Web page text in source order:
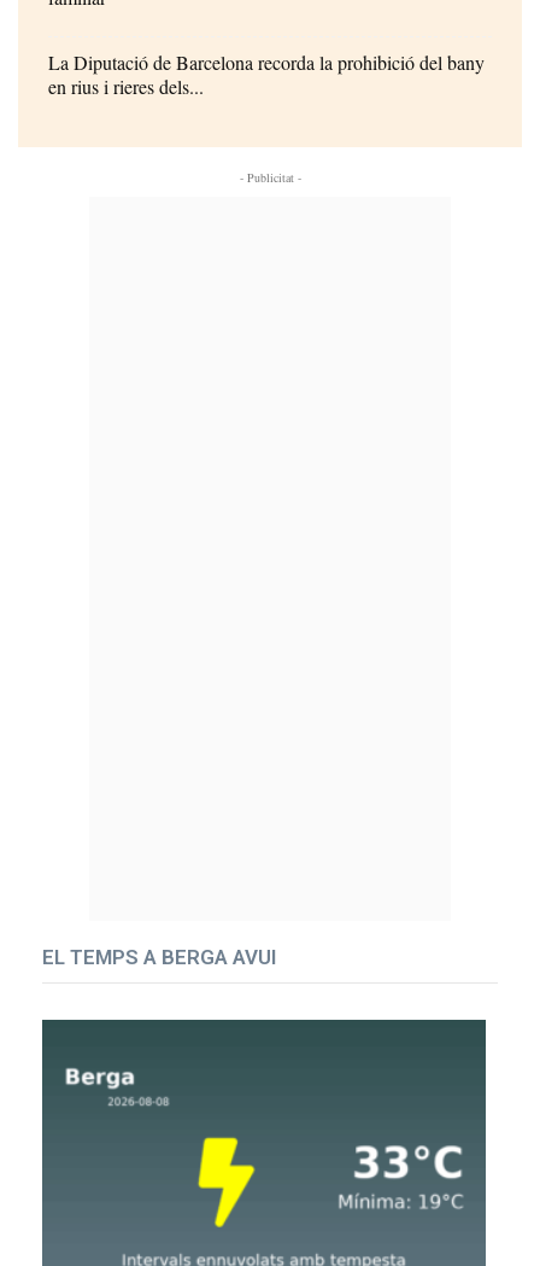
La Diputació de Barcelona recorda la prohibició del bany
en rius i rieres dels...
- Publicitat -
EL TEMPS A BERGA AVUI